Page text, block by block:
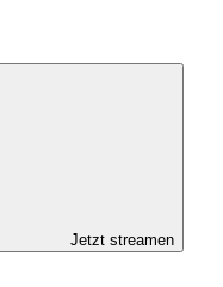
Jetzt streamen